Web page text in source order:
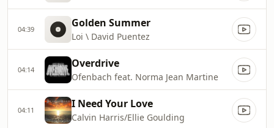
04:39 Golden Summer
Loi \ David Puentez
04:14 Overdrive
Ofenbach feat. Norma Jean Martine
04:11 I Need Your Love
Calvin Harris/Ellie Goulding